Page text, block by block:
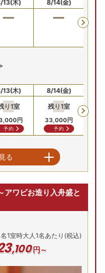
13(木) 8/14(金)
13(木)
り1室
円
予約
8/14(金)
残り1室
33,000円
予約
る
アワビお造り入舟盛と
名1室時大人1名あたり(税込)
,100円～